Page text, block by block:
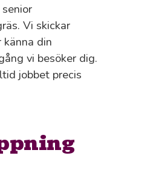
Vi skickar
din
vi besöker dig.
jobbet precis